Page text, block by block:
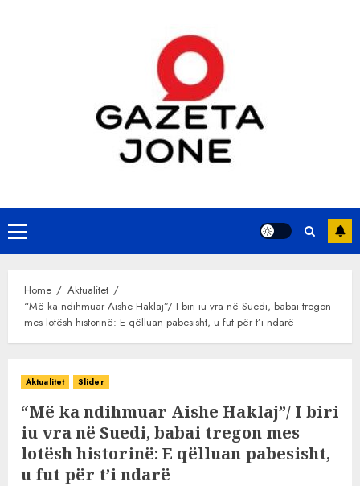
Primary
Menu
Home
Aktualitet
“Më ka ndihmuar Aishe Haklaj”/ I biri iu vra në Suedi, babai tregon
mes lotësh historinë: E qëlluan pabesisht, u fut për t’i ndarë
Aktualitet Slider
“Më ka ndihmuar Aishe Haklaj”/ I biri
iu vra në Suedi, babai tregon mes
lotësh historinë: E qëlluan pabesisht,
u fut për t’i ndarë